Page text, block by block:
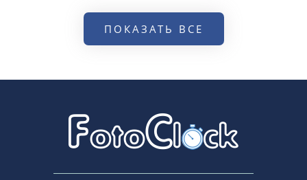
ПОКАЗАТЬ ВСЕ